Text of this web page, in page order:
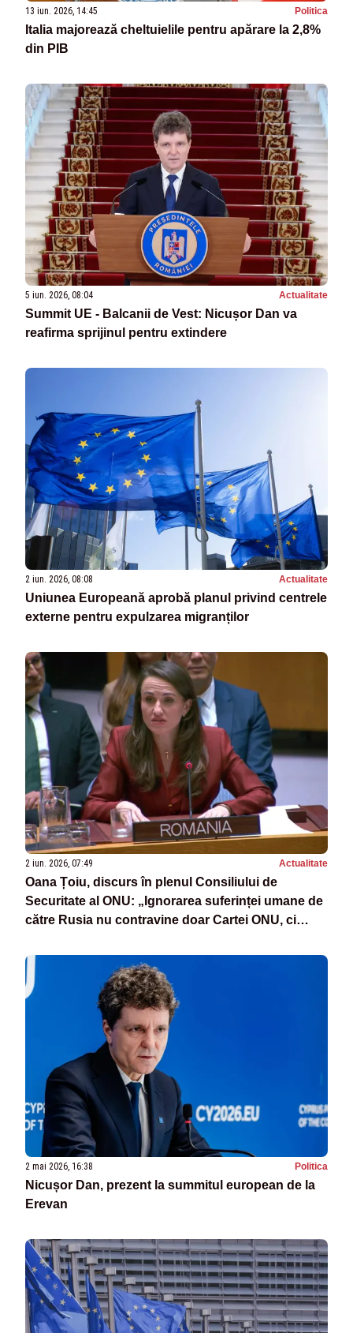
13 iun. 2026, 14:45 Politica
Italia majorează cheltuielile pentru apărare la 2,8%
din PIB
5 iun. 2026, 08:04 Actualitate
Summit UE - Balcanii de Vest: Nicușor Dan va
reafirma sprijinul pentru extindere
2 iun. 2026, 08:08 Actualitate
Uniunea Europeană aprobă planul privind centrele
externe pentru expulzarea migranților
2 iun. 2026, 07:49 Actualitate
Oana Țoiu, discurs în plenul Consiliului de
Securitate al ONU: „Ignorarea suferinței umane de
către Rusia nu contravine doar Cartei ONU, ci
pace”
2 mai 2026, 16:38 Politica
Nicușor Dan, prezent la summitul european de la
Erevan